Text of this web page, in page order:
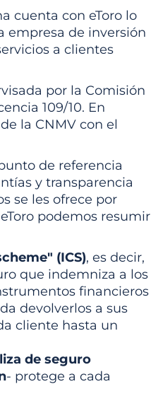
cuenta con eToro lo
empresa de inversión
a clientes
por la Comisión
109/10. En
la CNMV con el
de referencia
y transparencia
se les ofrece por
podemos resumir
(ICS), es decir,
que indemniza a los
financieros
devolverlos a sus
cliente hasta un
de seguro
- protege a cada